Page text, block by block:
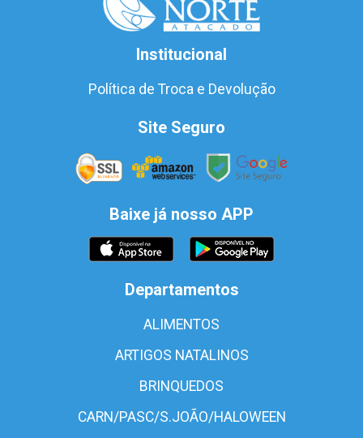
Institucional
Política de Troca e Devolução
Site Seguro
Baixe já nosso APP
Departamentos
ALIMENTOS
ARTIGOS NATALINOS
BRINQUEDOS
CARN/PASC/S.JOÃO/HALOWEEN